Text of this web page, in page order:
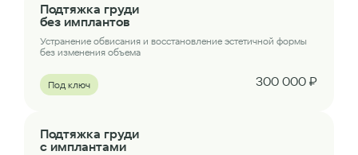
Подтяжка груди
без имплантов
Устранение обвисания и восстановление эстетичной формы
без изменения объема
Под ключ 300 000 ₽
Подтяжка груди
с имплантами